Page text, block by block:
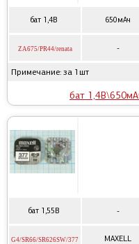
бат 1,4В 650мАч
ZA675/PR44/renata -
Примечание: за 1шт
бат
бат 1,55В -
G4/SR66/SR626SW/377 MAXELL